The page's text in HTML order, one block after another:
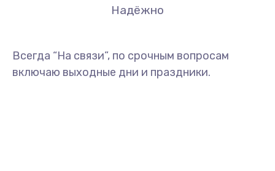
Надёжно
Всегда “На связи”, по срочным вопросам
включаю выходные дни и праздники.